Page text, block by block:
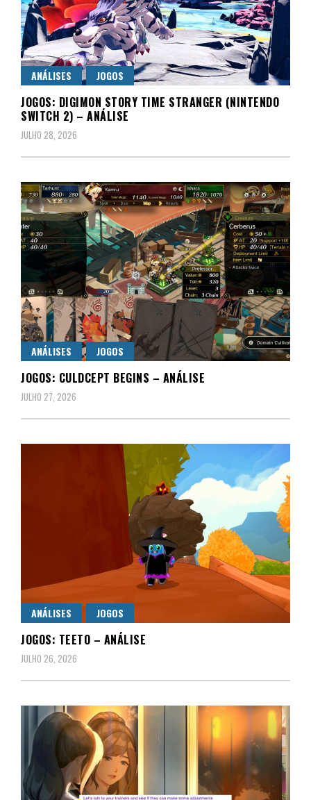
ANÁLISES JOGOS
JOGOS: DIGIMON STORY TIME STRANGER (NINTENDO
SWITCH 2) – ANÁLISE
JULHO 28, 2026
ANÁLISES JOGOS
JOGOS: CULDCEPT BEGINS – ANÁLISE
JULHO 27, 2026
ANÁLISES JOGOS
JOGOS: TEETO – ANÁLISE
JULHO 26, 2026